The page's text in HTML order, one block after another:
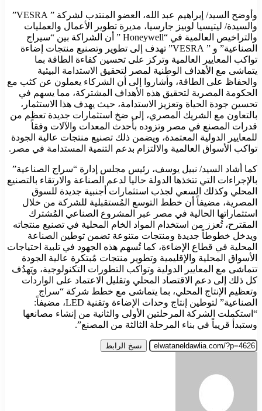
وأوضح السيد/ إبراهيم عبد الله، العضو المنتدب لشركة ” VESRA”
والسيدة/ ليتيسيا لوبيز جارسيا، مديرة تطوير الأعمال والعمليات
والتراخيص العالمية في “Honeywell ” أن الشراكة بين “سيراج
الصناعية” و ” VESRA” تهدف إلى تطوير وتصنيع منتجات إضاءة
تواكب المعايير العالمية وتركز على تحسين كفاءة الطاقة بما
يتماشى مع الأهداف الوطنية لمصر لتحقيق الاستدامة البيئية
والحفاظ على الطاقة، وأشاروا إلى أن الشركاء يعملون عن كثب مع
الحكومة المصرية لتحقيق هذه الأهداف المشتركة، مما يسهم في
تحسين جودة الحياة وتعزيز الاستدامة، حيث يهدف هذا الاستثمار،
بالتعاون مع الشريك المصري، إلى ضخ استثمارات جديدة تعظم من
قدرات المصنع في مصر وتزوده بأحدث المعدات والآلات وفقاً
للمعايير الدولية المعتمدة، ويضمن ذلك تصنيع منتجات عالية الجودة
تواكب الأسواق العالمية والالتزام بدعم التنمية المستدامة في مصر.
كما أشاد السيد/ نبيل يوسف، رئيس مجلس إدارة “سراج الصناعية”
بالإجراءات التي تتخذها الدولة حاليا لدعم الصناعة والارتقاء بالتصنيع
المحلي وكذلك السعي لجذب استثمارات أجنبية جديدة للسوق
المصرية، مضيفاً أن خطط التوسع المُستقبلية للشركة من خلال
استثماراتها الحالية في مصر عبر المشروع الصناعي المُشترك
المقترح، تُعزز من استخدام المواد الخام المحلية في تصنيع منتجاته
ويدخل خطوطاً جديدة ومنتجات متنوعة تضمن توطين الصناعة
المحلية في قطاع الإضاءة، كما تُسهم هذه الجهود في تلبية احتياجات
الأسواق المحلية والإقليمية وتطوير منتجات مُبتكرة عالية الجودة
تتماشى مع المعايير الدولية وتواكب التطورات التكنولوجية، ويَهدُف
كل ذلك إلى دعم الاقتصاد المحلي وتقليل الاعتماد على الواردات
وتعظيم الإنتاج المحلي، بما يتماشى مع خطط شركة “سراج
الصناعية” لتوطين إنتاج وحدات الإضاءة وتقنية LED، مضيفاً:
“استكملت الشركة المرحلتين الأولى والثانية من إنشاء مصانعها
وستبدأ قريباً في بناء المرحلة الثالثة من المصنع”.
نسخ الرابط